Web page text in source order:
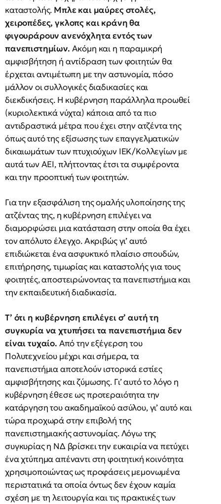
καταστολής. Μπλε και μαύρες στολές,
χειροπέδες, γκλοπς και κράνη θα
φιγουράρουν ανενόχλητα εντός των
πανεπιστημίων. Ακόμη και η παραμικρή
αμφισβήτηση ή αντίδραση των φοιτητών θα
έρχεται αντιμέτωπη με την αστυνομία, πόσο
μάλλον οι συλλογικές διαδικασίες και
διεκδικήσεις. Η κυβέρνηση παράλληλα προωθεί
(κυριολεκτικά νύχτα) κάποια από τα πιο
αντιδραστικά μέτρα που έχει στην ατζέντα της
όπως αυτό της εξίσωσης των επαγγελματικών
δικαιωμάτων των πτυχιούχων ΙΕΚ/Κολλεγίων με
αυτά των ΑΕΙ, πλήττοντας έτσι τα συμφέροντα
και την προοπτική των φοιτητών.
Για την εξασφάλιση της ομαλής υλοποίησης της
ατζέντας της, η κυβέρνηση επιλέγει να
διαμορφώσει μια κατάσταση στην οποία θα έχει
τον απόλυτο έλεγχο. Ακριβώς γι’ αυτό
επιδιώκεται ένα ασφυκτικό πλαίσιο σπουδών,
επιτήρησης, τιμωρίας και καταστολής για τους
φοιτητές, αποστειρώνοντας τα πανεπιστήμια και
την εκπαιδευτική διαδικασία.
Τ’ ότι η κυβέρνηση επιλέγει σ’ αυτή τη
συγκυρία να χτυπήσει τα πανεπιστήμια δεν
είναι τυχαίο. Από την εξέγερση του
Πολυτεχνείου μέχρι και σήμερα, τα
πανεπιστήμια αποτελούν ιστορικά εστίες
αμφισβήτησης και ζύμωσης. Γι’ αυτό το λόγο η
κυβέρνηση έθεσε ως προτεραιότητα την
κατάργηση του ακαδημαϊκού ασύλου, γι’ αυτό και
τώρα προχωρά στην επιβολή της
πανεπιστημιακής αστυνομίας. Λόγω της
συγκυρίας η ΝΔ βρίσκει την ευκαιρία να πετύχει
ένα χτύπημα απέναντι στη φοιτητική κοινότητα
χρησιμοποιώντας ως προφάσεις μεμονωμένα
περιστατικά τα οποία όντως δεν έχουν καμία
σχέση με τη λειτουργία και τις πρακτικές των